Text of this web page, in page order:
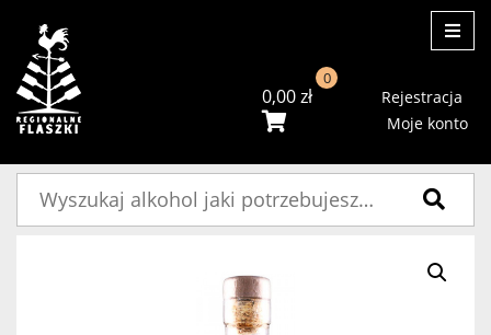
0,00zł
0
Rejestracja
Moje konto